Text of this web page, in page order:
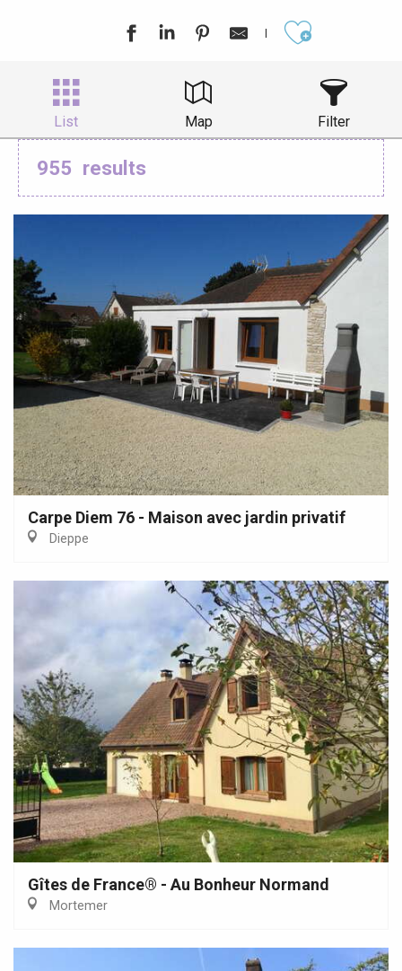
List Map Filter
955 results
Carpe Diem 76 - Maison avec jardin privatif
Dieppe
Gîtes de France® - Au Bonheur Normand
Mortemer